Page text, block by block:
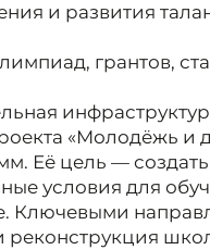
и развития
грантов,
«Молодёжь и
Её цель —
условия для
Ключевыми
реконструкция